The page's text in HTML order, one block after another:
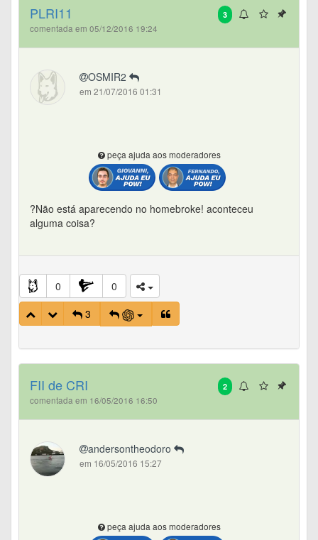
3
PLRI11
comentada em 05/12/2016 19:24
OSMIR2
em 21/07/2016 01:31
peça ajuda aos moderadores
?Não está aparecendo no homebroke! aconteceu
alguma coisa?
0
0
3
2
FII de CRI
comentada em 16/05/2016 16:50
andersontheodoro
em 16/05/2016 15:27
peça ajuda aos moderadores